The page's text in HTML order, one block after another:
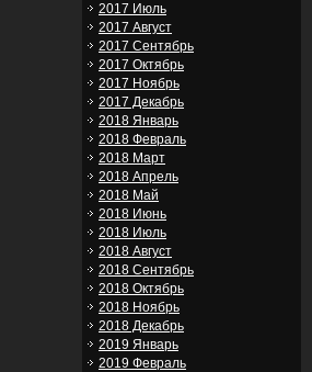
2017 Июль
2017 Август
2017 Сентябрь
2017 Октябрь
2017 Ноябрь
2017 Декабрь
2018 Январь
2018 Февраль
2018 Март
2018 Апрель
2018 Май
2018 Июнь
2018 Июль
2018 Август
2018 Сентябрь
2018 Октябрь
2018 Ноябрь
2018 Декабрь
2019 Январь
2019 Февраль